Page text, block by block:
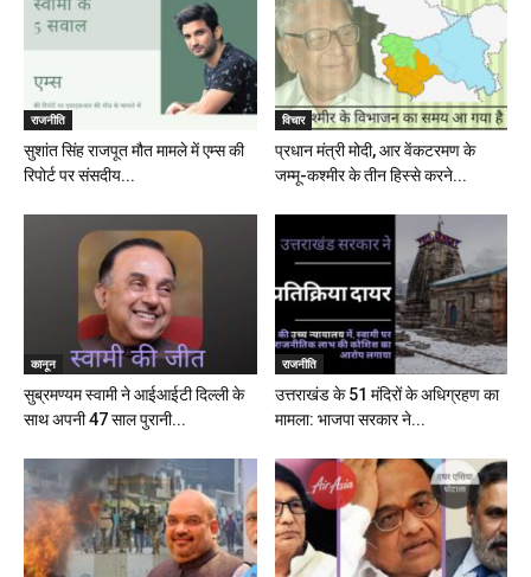
राजनीति
सुशांत सिंह राजपूत मौत मामले में एम्स की
रिपोर्ट पर संसदीय...
विचार
प्रधान मंत्री मोदी, आर वेंकटरमण के
जम्मू-कश्मीर के तीन हिस्से करने...
कानून
सुब्रमण्यम स्वामी ने आईआईटी दिल्ली के
साथ अपनी 47 साल पुरानी...
राजनीति
उत्तराखंड के 51 मंदिरों के अधिग्रहण का
मामला: भाजपा सरकार ने...